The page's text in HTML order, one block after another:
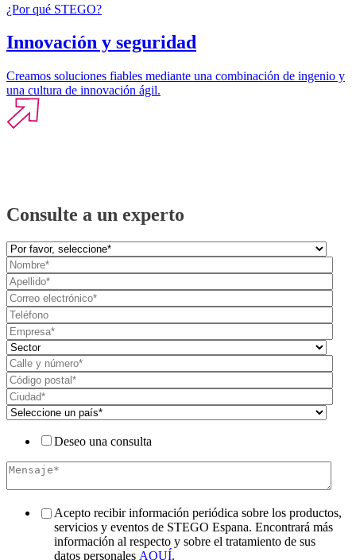
¿Por qué STEGO?
Innovación y seguridad
Creamos soluciones fiables mediante una combinación de ingenio y
una cultura de innovación ágil.
Consulte a un experto
Deseo una consulta
Acepto recibir información periódica sobre los productos,
servicios y eventos de STEGO Espana. Encontrará más
información al respecto y sobre el tratamiento de sus
datos personales AQUÍ.